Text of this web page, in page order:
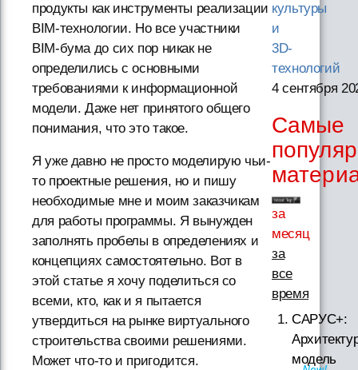
продукты как инструменты реализации
BIM-технологии. Но все участники
BIM-бума до сих пор никак не
определились с основными
требованиями к информационной
модели. Даже нет принятого общего
понимания, что это такое.
Я уже давно не просто моделирую чьи-
то проектные решения, но и пишу
необходимые мне и моим заказчикам
для работы программы. Я вынужден
заполнять пробелы в определениях и
концепциях самостоятельно. Вот в
этой статье я хочу поделиться со
всеми, кто, как и я пытается
утвердиться на рынке виртуального
строительства своими решениями.
Может что-то и пригодится.
культуры
и
3D-
технологий
4 сентября
Самые
за
месяц
за
все
время
САРУС+:
модель